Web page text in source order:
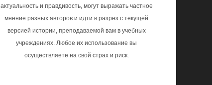
актуальность и правдивость, могут выражать частное
мнение разных авторов и идти в разрез с текущей
версией истории, преподаваемой вам в учебных
учреждениях. Любое их использование вы
осуществляете на свой страх и риск.